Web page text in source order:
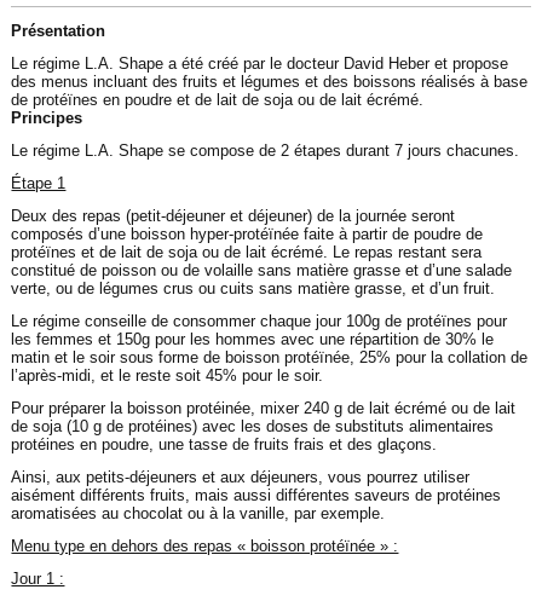
Présentation
Le régime L.A. Shape a été créé par le docteur David Heber et propose
des menus incluant des fruits et légumes et des boissons réalisés à base
de protéïnes en poudre et de lait de soja ou de lait écrémé.
Principes
Le régime L.A. Shape se compose de 2 étapes durant 7 jours chacunes.
Étape 1
Deux des repas (petit-déjeuner et déjeuner) de la journée seront
composés d’une boisson hyper-protéïnée faite à partir de poudre de
protéïnes et de lait de soja ou de lait écrémé. Le repas restant sera
constitué de poisson ou de volaille sans matière grasse et d’une salade
verte, ou de légumes crus ou cuits sans matière grasse, et d’un fruit.
Le régime conseille de consommer chaque jour 100g de protéïnes pour
les femmes et 150g pour les hommes avec une répartition de 30% le
matin et le soir sous forme de boisson protéïnée, 25% pour la collation de
l’après-midi, et le reste soit 45% pour le soir.
Pour préparer la boisson protéinée, mixer 240 g de lait écrémé ou de lait
de soja (10 g de protéines) avec les doses de substituts alimentaires
protéines en poudre, une tasse de fruits frais et des glaçons.
Ainsi, aux petits-déjeuners et aux déjeuners, vous pourrez utiliser
aisément différents fruits, mais aussi différentes saveurs de protéines
aromatisées au chocolat ou à la vanille, par exemple.
Menu type en dehors des repas « boisson protéïnée » :
Jour 1 :